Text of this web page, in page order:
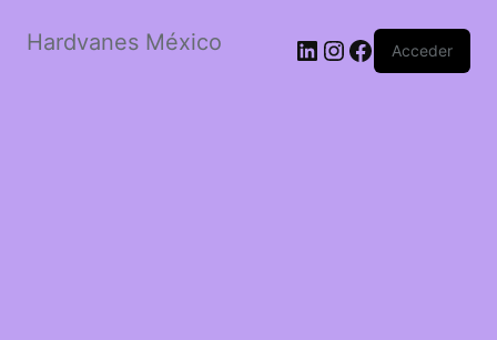
Hardvanes México LinkedIn
Instagram
Facebook
Acceder